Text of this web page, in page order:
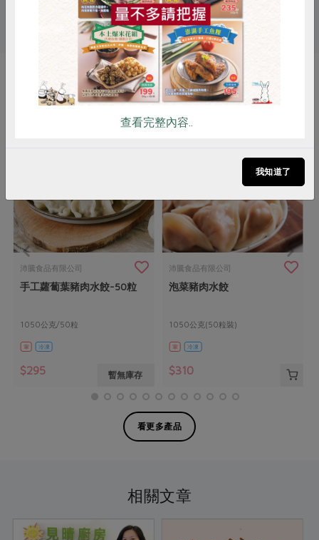
# 水餃
你可能有興趣的產品
沛騰食品有限公司
手工蘿蔔葉豬肉水餃-50粒
1050公克/50粒
葷 冷凍
$295 暫無庫存
沛騰食品有限公司
泡菜豬肉水餃
1050公克(50粒裝)
葷 冷凍
$310
看更多產品
相關文章
雞蛋 食安 共同購買
查看完整內容..
我知道了